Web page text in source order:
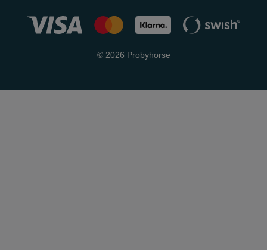
© 2026 Probyhorse